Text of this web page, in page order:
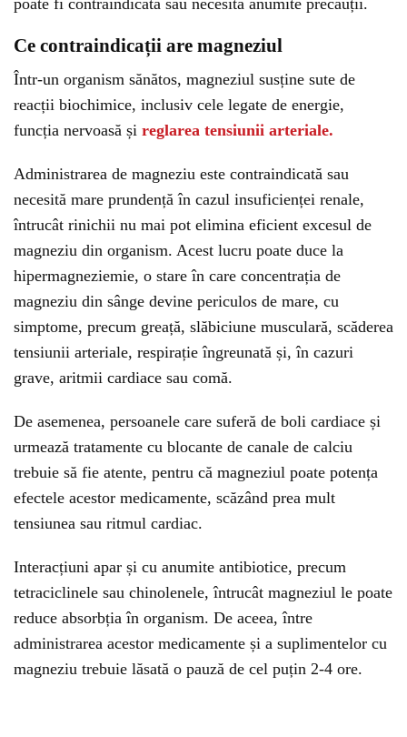
poate fi contraindicată sau necesită anumite precauții.
Ce contraindicații are magneziul
Într-un organism sănătos, magneziul susține sute de
reacții biochimice, inclusiv cele legate de energie,
funcția nervoasă și reglarea tensiunii arteriale.
Administrarea de magneziu este contraindicată sau
necesită mare prundență în cazul insuficienței renale,
întrucât rinichii nu mai pot elimina eficient excesul de
magneziu din organism. Acest lucru poate duce la
hipermagneziemie, o stare în care concentrația de
magneziu din sânge devine periculos de mare, cu
simptome, precum greață, slăbiciune musculară, scăderea
tensiunii arteriale, respirație îngreunată și, în cazuri
grave, aritmii cardiace sau comă.
De asemenea, persoanele care suferă de boli cardiace și
urmează tratamente cu blocante de canale de calciu
trebuie să fie atente, pentru că magneziul poate potența
efectele acestor medicamente, scăzând prea mult
tensiunea sau ritmul cardiac.
Interacțiuni apar și cu anumite antibiotice, precum
tetraciclinele sau chinolenele, întrucât magneziul le poate
reduce absorbția în organism. De aceea, între
administrarea acestor medicamente și a suplimentelor cu
magneziu trebuie lăsată o pauză de cel puțin 2-4 ore.